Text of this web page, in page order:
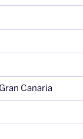
Canaria